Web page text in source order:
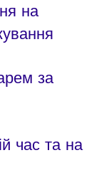
на
за
час та на